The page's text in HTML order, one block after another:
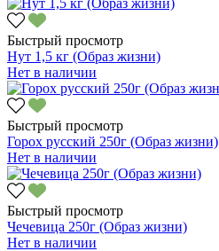
Быстрый просмотр
Нут 1,5 кг (Образ жизни)
Нет в наличии
Быстрый просмотр
Горох русский 250г (Образ жизни)
Нет в наличии
Быстрый просмотр
Чечевица 250г (Образ жизни)
Нет в наличии